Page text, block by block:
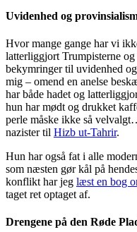
Uvidenhed og
Hvor mange gange har vi
latterliggjort Trumpisterne og
bekymringer til uvidenhed
mig – omend en anelse
har både hadet og
hun har mødt og drukket
perle måske ikke så
nazister til Hizb ut-Tahrir.
Hun har også fat i alle
som næsten gør kål på
konflikt har jeg læst en bog
taget ret optaget af.
Drengene på den Røde